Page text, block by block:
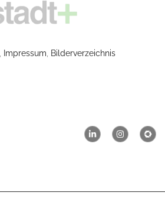
Impressum Bilderverzeichnis